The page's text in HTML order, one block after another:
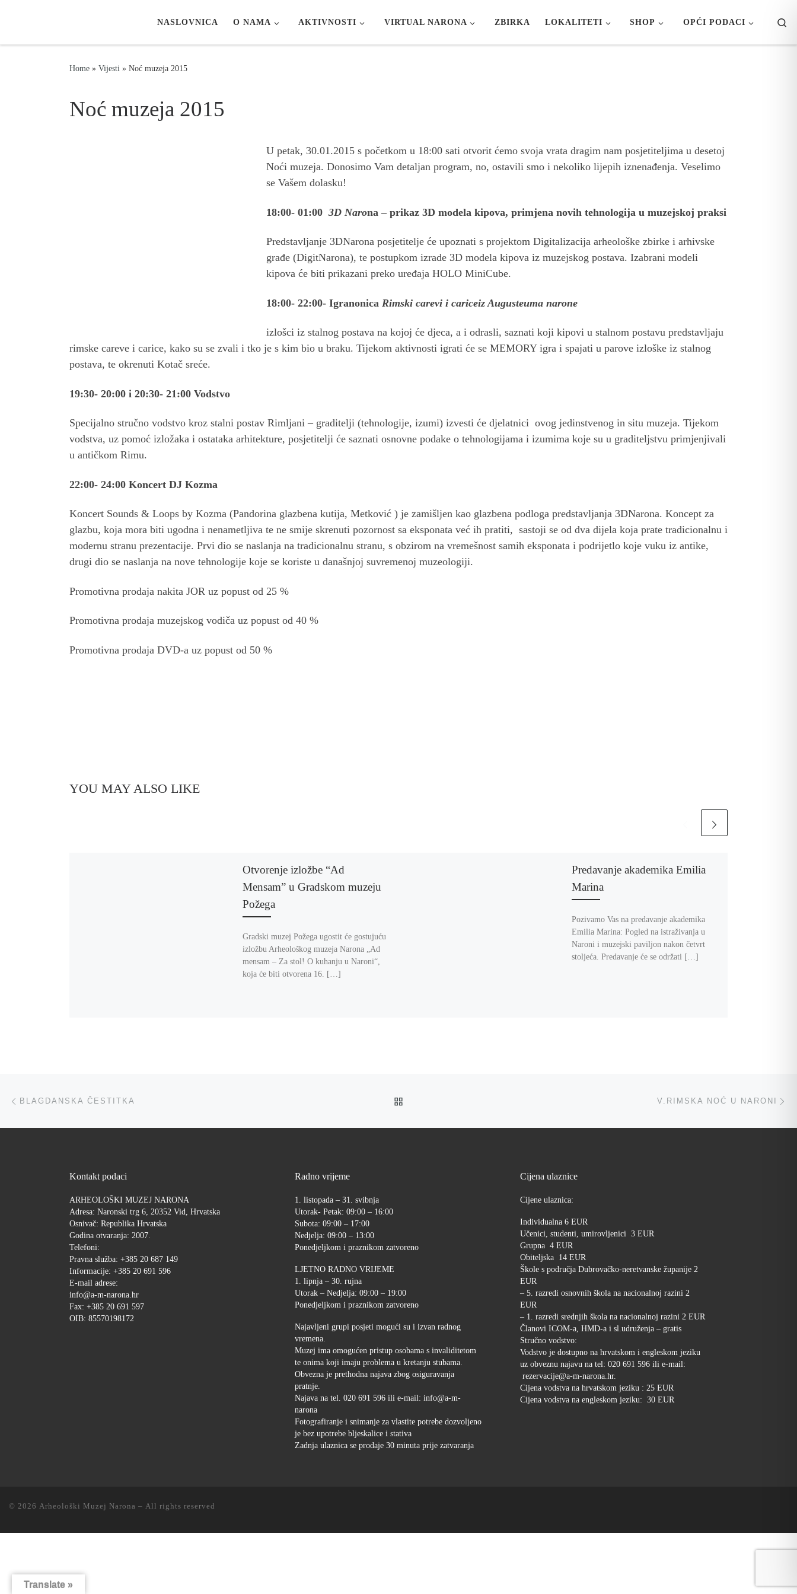
NASLOVNICA O NAMA AKTIVNOSTI VIRTUAL NARONA ZBIRKA LOKALITETI SHOP OPĆI PODACI
Home » Vijesti » Noć muzeja 2015
Noć muzeja 2015
U petak, 30.01.2015 s početkom u 18:00 sati otvorit ćemo svoja vrata dragim nam posjetiteljima u desetoj
Noći muzeja. Donosimo Vam detaljan program, no, ostavili smo i nekoliko lijepih iznenađenja. Veselimo
se Vašem dolasku!
18:00- 01:00 3D Narona – prikaz 3D modela kipova, primjena novih tehnologija u muzejskoj praksi
Predstavljanje 3DNarona posjetitelje će upoznati s projektom Digitalizacija arheološke zbirke i arhivske
građe (DigitNarona), te postupkom izrade 3D modela kipova iz muzejskog postava. Izabrani modeli
kipova će biti prikazani preko uređaja HOLO MiniCube.
18:00- 22:00- Igranonica Rimski carevi i cariceiz Augusteuma narone
izlošci iz stalnog postava na kojoj će djeca, a i odrasli, saznati koji kipovi u stalnom postavu predstavljaju
rimske careve i carice, kako su se zvali i tko je s kim bio u braku. Tijekom aktivnosti igrati će se MEMORY igra i spajati u parove izloške iz stalnog
postava, te okrenuti Kotač sreće.
19:30- 20:00 i 20:30- 21:00 Vodstvo
Specijalno stručno vodstvo kroz stalni postav Rimljani – graditelji (tehnologije, izumi) izvesti će djelatnici ovog jedinstvenog in situ muzeja. Tijekom
vodstva, uz pomoć izložaka i ostataka arhitekture, posjetitelji će saznati osnovne podake o tehnologijama i izumima koje su u graditeljstvu primjenjivali
u antičkom Rimu.
22:00- 24:00 Koncert DJ Kozma
Koncert Sounds & Loops by Kozma (Pandorina glazbena kutija, Metković ) je zamišljen kao glazbena podloga predstavljanja 3DNarona. Koncept za
glazbu, koja mora biti ugodna i nenametljiva te ne smije skrenuti pozornost sa eksponata već ih pratiti, sastoji se od dva dijela koja prate tradicionalnu i
modernu stranu prezentacije. Prvi dio se naslanja na tradicionalnu stranu, s obzirom na vremešnost samih eksponata i podrijetlo koje vuku iz antike,
drugi dio se naslanja na nove tehnologije koje se koriste u današnjoj suvremenoj muzeologiji.
Promotivna prodaja nakita JOR uz popust od 25 %
Promotivna prodaja muzejskog vodiča uz popust od 40 %
Promotivna prodaja DVD-a uz popust od 50 %
YOU MAY ALSO LIKE
Otvorenje izložbe “Ad
Mensam” u Gradskom muzeju
Požega
Gradski muzej Požega ugostit će gostujuću
izložbu Arheološkog muzeja Narona „Ad
mensam – Za stol! O kuhanju u Naroni“,
koja će biti otvorena 16. […]
Predavanje akademika Emilia
Marina
Pozivamo Vas na predavanje akademika
Emilia Marina: Pogled na istraživanja u
Naroni i muzejski paviljon nakon četvrt
stoljeća. Predavanje će se održati […]
Post navigation
BLAGDANSKA ČESTITKA V.RIMSKA NOĆ U NARONI
Kontakt podaci
ARHEOLOŠKI MUZEJ NARONA
Adresa: Naronski trg 6, 20352 Vid, Hrvatska
Osnivač: Republika Hrvatska
Godina otvaranja: 2007.
Telefoni:
Pravna služba: +385 20 687 149
Informacije: +385 20 691 596
E-mail adrese:
info@a-m-narona.hr
Fax: +385 20 691 597
OIB: 85570198172
Radno vrijeme
1. listopada – 31. svibnja
Utorak- Petak: 09:00 – 16:00
Subota: 09:00 – 17:00
Nedjelja: 09:00 – 13:00
Ponedjeljkom i praznikom zatvoreno
LJETNO RADNO VRIJEME
1. lipnja – 30. rujna
Utorak – Nedjelja: 09:00 – 19:00
Ponedjeljkom i praznikom zatvoreno
Najavljeni grupi posjeti mogući su i izvan radnog
vremena.
Muzej ima omogućen pristup osobama s invaliditetom
te onima koji imaju problema u kretanju stubama.
Obvezna je prethodna najava zbog osiguravanja
pratnje.
Najava na tel. 020 691 596 ili e-mail: info@a-m-
narona
Fotografiranje i snimanje za vlastite potrebe dozvoljeno
je bez upotrebe bljeskalice i stativa
Zadnja ulaznica se prodaje 30 minuta prije zatvaranja
Cijena ulaznice
Cijene ulaznica:
Individualna 6 EUR
Učenici, studenti, umirovljenici 3 EUR
Grupna 4 EUR
Obiteljska 14 EUR
Škole s područja Dubrovačko-neretvanske županije 2
EUR
– 5. razredi osnovnih škola na nacionalnoj razini 2
EUR
– 1. razredi srednjih škola na nacionalnoj razini 2 EUR
Članovi ICOM-a, HMD-a i sl.udruženja – gratis
Stručno vodstvo:
Vodstvo je dostupno na hrvatskom i engleskom jeziku
uz obveznu najavu na tel: 020 691 596 ili e-mail:
rezervacije@a-m-narona.hr.
Cijena vodstva na hrvatskom jeziku : 25 EUR
Cijena vodstva na engleskom jeziku: 30 EUR
© 2026 Arheološki Muzej Narona – All rights reserved
Translate »